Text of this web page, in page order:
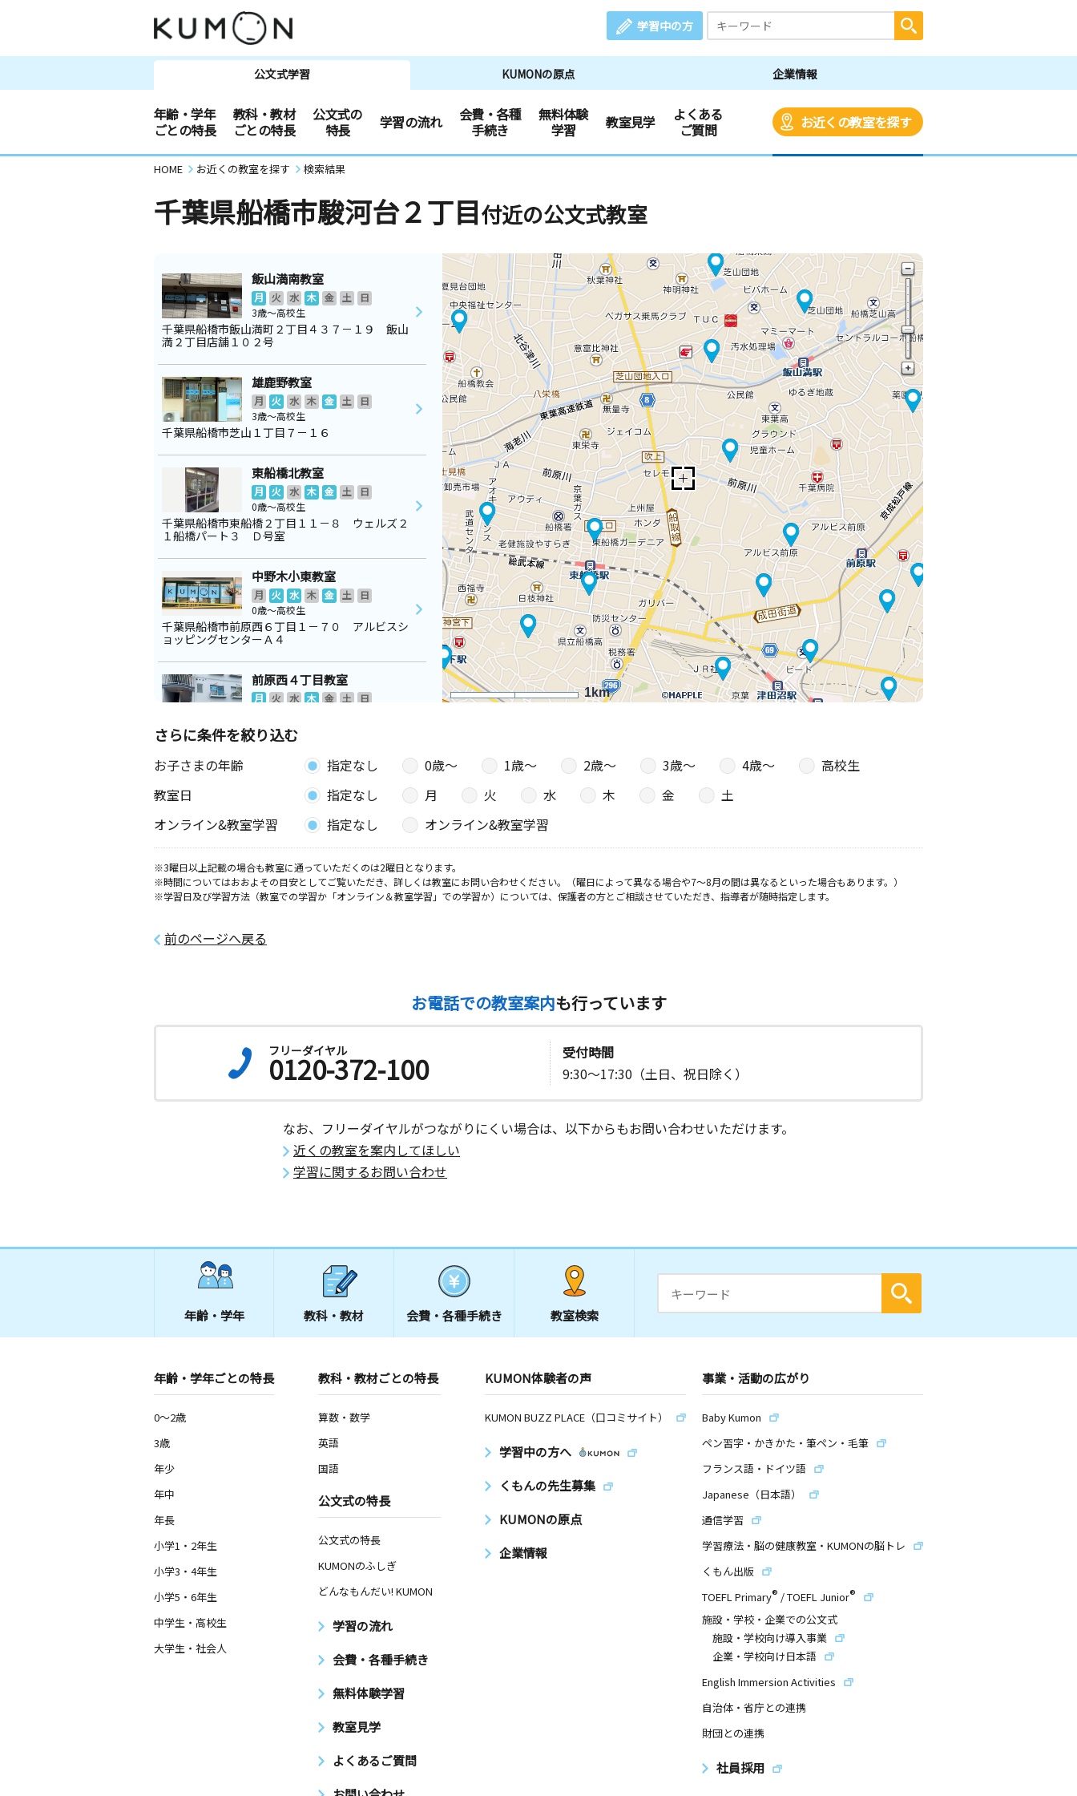
学習中の方
公文式学習 KUMONの原点 企業情報
年齢・学年
ごとの特長
教科・教材
ごとの特長
公文式の
特長
学習の流れ
会費・各種
手続き
無料体験
学習
教室見学
よくある
ご質問
お近くの教室を探す
HOME お近くの教室を探す 検索結果
千葉県船橋市駿河台２丁目付近の公文式教室
1km
飯山満南教室
月 火 水 木 金 土
日
3歳～高校生
千葉県船橋市飯山満町２丁目４３７－１９ 飯山
満２丁目店舗１０２号
雄鹿野教室
月 火 水 木 金 土
日
3歳～高校生
千葉県船橋市芝山１丁目７－１６
東船橋北教室
月 火 水 木 金 土
日
0歳～高校生
千葉県船橋市東船橋２丁目１１－８ ウェルズ２
１船橋パート３ Ｄ号室
中野木小東教室
月 火 水 木 金 土
日
0歳～高校生
千葉県船橋市前原西６丁目１－７０ アルビスシ
ョッピングセンターＡ４
前原西４丁目教室
月 火 水 木 金 土
日
千葉県船橋市前原西４丁目２９－２ 湯浅マンシ
ョン １０２号室
木 金 土 日
3歳～高校生
千葉県船橋市東船橋１丁目２３－１４ プレステ
ージ・アール２０１号
奏の杜１丁目教室
月 火 水 木 土
日
千葉県習志野市奏の杜１丁目６－２５－２０２
千葉県船橋市高根町６７０番 四季彩の街自治会
芝山３丁目教室
月 火 水 木 金 土 日
千葉県船橋市芝山３丁目２９－３１ ウィステリ
前原西２丁目教室
４Ｆ
2歳～高校生
千葉県船橋市市場３丁目７－８－２０２
東船橋教室
月 火 金 土 日
前原東２丁目教室
千葉県船橋市前原東２丁目１５－５ アクシスＣ
金 土
日
千葉県船橋市二宮２丁目４９－６ グランディー
金 土 日
千葉県船橋市前原東２丁目２２－１８－２
さらに条件を絞り込む
お子さまの年齢 指定なし 0歳〜 1歳〜 2歳〜 3歳〜 4歳〜
高校生
教室日
指定なし 月 火 水 木 金
土
オンライン&教室学習
指定なし オンライン&教室学習
※3曜日以上記載の場合も教室に通っていただくのは2曜日となります。
※時間についてはおおよその目安としてご覧いただき、詳しくは教室にお問い合わせください。（曜日によって異なる場合や7～8月の間は異なるといった場合もあります。）
※学習日及び学習方法（教室での学習か「オンライン＆教室学習」での学習か）については、保護者の方とご相談させていただき、指導者が随時指定します。
前のページへ戻る
お電話での教室案内も行っています
フリーダイヤル
0120-372-100
受付時間
9:30～17:30（土日、祝日除く）
なお、フリーダイヤルがつながりにくい場合は、以下からもお問い合わせいただけます。
近くの教室を案内してほしい
学習に関するお問い合わせ
年齢・学年 教科・教材 会費・ 各種手続き 教室検索
年齢・学年ごとの特長
0～2歳
3歳
年少
年中
年長
小学1・2年生
小学3・4年生
小学5・6年生
中学生・高校生
大学生・社会人
教科・教材ごとの特長
算数・数学
英語
国語
公文式の特長
公文式の特長
KUMONのふしぎ
どんなもんだい! KUMON
学習の流れ
会費・各種手続き
無料体験学習
教室見学
よくあるご質問
KUMON体験者の声
KUMON BUZZ PLACE（口コミサイト）
学習中の方へ
くもんの先生募集
KUMONの原点
企業情報
事業・活動の広がり
Baby Kumon
ペン習字・かきかた・筆ペン・毛筆
フランス語・ドイツ語
Japanese（日本語）
通信学習
学習療法・脳の健康教室・KUMONの脳トレ
くもん出版
TOEFL Primary® /TOEFL Junior®
施設・学校・企業での公文式
施設・学校向け導入事業
企業・学校向け日本語
English Immersion Activities
自治体・省庁との連携
財団との連携
社員採用